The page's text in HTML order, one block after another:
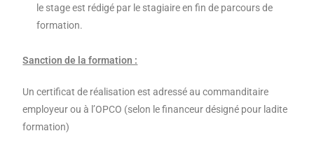
le stage est rédigé par le stagiaire en fin de parcours de
formation.
Sanction de la formation :
Un certificat de réalisation est adressé au commanditaire
employeur ou à l’OPCO (selon le financeur désigné pour ladite
formation)